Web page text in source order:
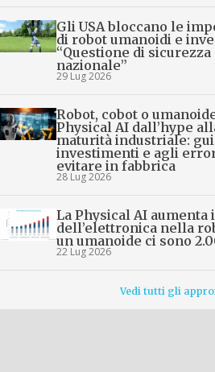
Gli USA bloccano le
di robot umanoidi e
“Questione di sicurezza
nazionale”
29 Lug 2026
Robot, cobot o
Physical AI dall’hype
maturità industriale:
investimenti e agli
evitare in fabbrica
28 Lug 2026
La Physical AI aumenta
dell’elettronica nella
un umanoide ci sono
22 Lug 2026
Vedi tutti gli